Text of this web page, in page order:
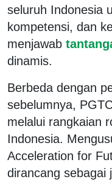
seluruh Indonesia
kompetensi, dan
menjawab
dinamis.
Berbeda dengan
sebelumnya,
melalui rangkaian
Indonesia.
Acceleration for
dirancang sebagai